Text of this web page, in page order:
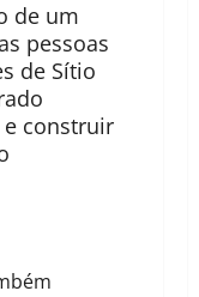
de um
pessoas
de Sítio
construir